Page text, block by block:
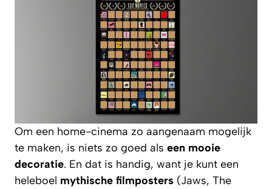
Om een home-cinema zo aangenaam mogelijk
te maken, is niets zo goed als een mooie
decoratie. En dat is handig, want je kunt een
heleboel mythische filmposters (Jaws, The